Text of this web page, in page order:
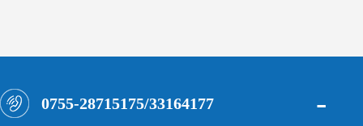
0755-28715175/33164177 -